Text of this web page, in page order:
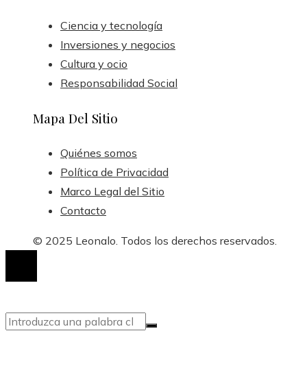
Ciencia y tecnología
Inversiones y negocios
Cultura y ocio
Responsabilidad Social
Mapa Del Sitio
Quiénes somos
Política de Privacidad
Marco Legal del Sitio
Contacto
© 2025 Leonalo. Todos los derechos reservados.